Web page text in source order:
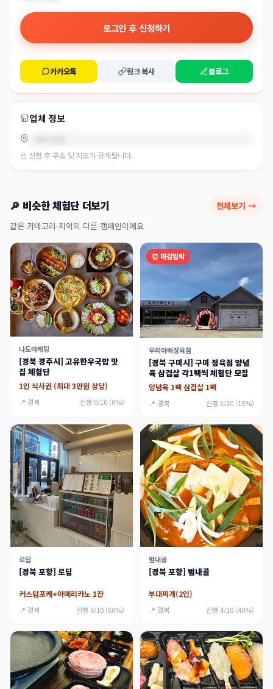
로그인 후 신청하기
카카오톡 링크 복사 블로그
업체 정보
선정 후 주소 및 지도가 공개됩니다.
🔎 비슷한 체험단 더보기 전체보기 →
같은 카테고리·지역의 다른 캠페인이에요
나도마케팅
[경북 경주시] 고유한우국밥 맛
집 체험단
1인 식사권 (최대 3만원 상당)
📍 경북 신청 0/10 (0%)
⏰ 마감임박
우리아빠정육점
[경북 구미시] 구미 정육점 양념
육 삼겹살 각1팩씩 체험단 모집
양념육 1팩 삼겹살 1팩
📍 경북 신청 3/20 (15%)
로딥
[경북 포항] 로딥
커스텀포케+아메리카노 1잔
📍 경북 신청 6/10 (60%)
범내골
[경북 포항] 범내골
부대찌개(2인)
📍 경북 신청 4/10 (40%)